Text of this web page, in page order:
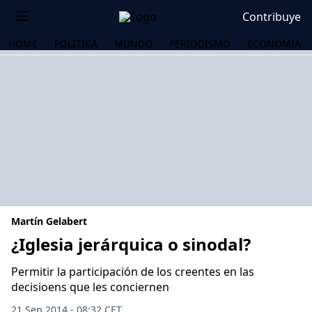
Contribuye
HOME POLÍTICA MUNDO PERIODISMO ECONOMÍA
Martín Gelabert
¿Iglesia jerárquica o sinodal?
Permitir la participación de los creentes en las
decisioens que les conciernen